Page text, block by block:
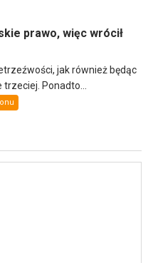
prawo, więc wrócił
jak również będąc
Ponadto...